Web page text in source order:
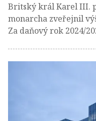
Britský král Karel III.
monarcha zveřejnil
Za daňový rok 2024/
princ William, který
Přestože britský
většinu těchto daní
označil zveřejnění za
transparentnost